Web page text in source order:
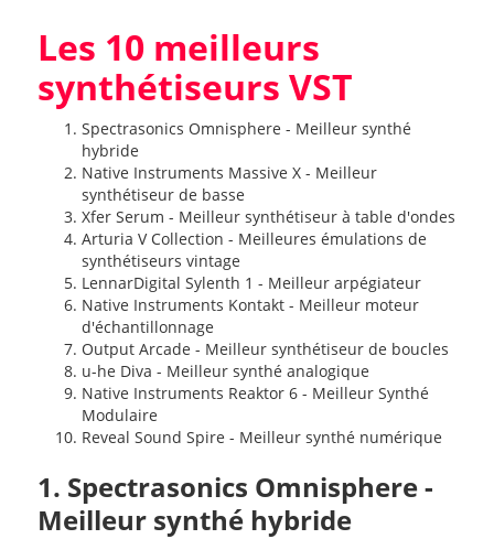
Les 10 meilleurs
synthétiseurs VST
Spectrasonics Omnisphere - Meilleur synthé
hybride
Native Instruments Massive X - Meilleur
synthétiseur de basse
Xfer Serum - Meilleur synthétiseur à table d'ondes
Arturia V Collection - Meilleures émulations de
synthétiseurs vintage
LennarDigital Sylenth 1 - Meilleur arpégiateur
Native Instruments Kontakt - Meilleur moteur
d'échantillonnage
Output Arcade - Meilleur synthétiseur de boucles
u-he Diva - Meilleur synthé analogique
Native Instruments Reaktor 6 - Meilleur Synthé
Modulaire
Reveal Sound Spire - Meilleur synthé numérique
1. Spectrasonics Omnisphere -
Meilleur synthé hybride